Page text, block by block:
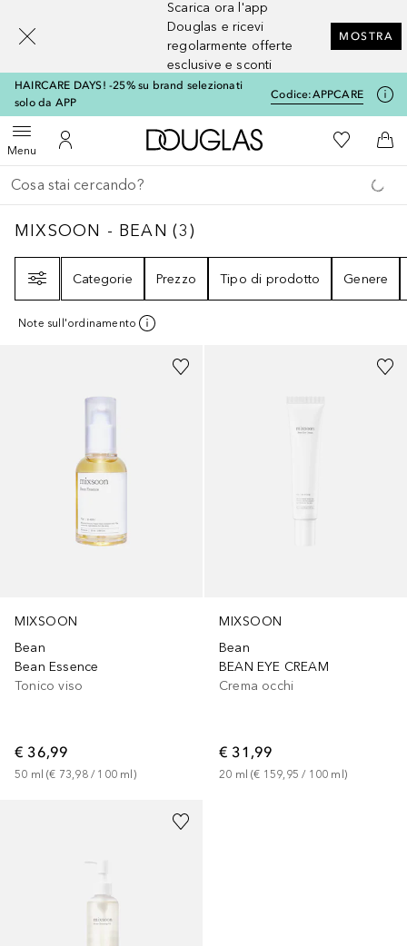
Scarica ora l'app
Douglas e ricevi
regolarmente offerte
esclusive e sconti
MOSTRA
HAIRCARE DAYS! -25% su brand selezionati
solo da APP
Codice:APPCARE
MenuApri menuAl Mio Account
A Douglas HomeAlla Mia
Al
Torna indietro
Esegui ricerca
MIXSOON - BEAN3
MIXSOON - BEAN (3)
Categorie
Prezzo Tipo di prodotto Genere
Note sull'ordinamento
MIXSOON
Bean
Bean Essence
Tonico viso
€ 36,99
50 ml (€ 73,98 / 100 ml )
MIXSOON
Bean
BEAN EYE CREAM
Crema occhi
€ 31,99
20 ml (€ 159,95 / 100 ml )
[navigation.slideout.screenreader]